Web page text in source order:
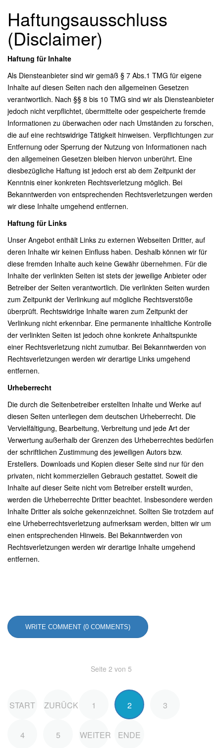
Haftungsausschluss
(Disclaimer)
Haftung für Inhalte
Als Diensteanbieter sind wir gemäß § 7 Abs.1 TMG für eigene
Inhalte auf diesen Seiten nach den allgemeinen Gesetzen
verantwortlich. Nach §§ 8 bis 10 TMG sind wir als Diensteanbieter
jedoch nicht verpflichtet, übermittelte oder gespeicherte fremde
Informationen zu überwachen oder nach Umständen zu forschen,
die auf eine rechtswidrige Tätigkeit hinweisen. Verpflichtungen zur
Entfernung oder Sperrung der Nutzung von Informationen nach
den allgemeinen Gesetzen bleiben hiervon unberührt. Eine
diesbezügliche Haftung ist jedoch erst ab dem Zeitpunkt der
Kenntnis einer konkreten Rechtsverletzung möglich. Bei
Bekanntwerden von entsprechenden Rechtsverletzungen werden
wir diese Inhalte umgehend entfernen.
Haftung für Links
Unser Angebot enthält Links zu externen Webseiten Dritter, auf
deren Inhalte wir keinen Einfluss haben. Deshalb können wir für
diese fremden Inhalte auch keine Gewähr übernehmen. Für die
Inhalte der verlinkten Seiten ist stets der jeweilige Anbieter oder
Betreiber der Seiten verantwortlich. Die verlinkten Seiten wurden
zum Zeitpunkt der Verlinkung auf mögliche Rechtsverstöße
überprüft. Rechtswidrige Inhalte waren zum Zeitpunkt der
Verlinkung nicht erkennbar. Eine permanente inhaltliche Kontrolle
der verlinkten Seiten ist jedoch ohne konkrete Anhaltspunkte
einer Rechtsverletzung nicht zumutbar. Bei Bekanntwerden von
Rechtsverletzungen werden wir derartige Links umgehend
entfernen.
Urheberrecht
Die durch die Seitenbetreiber erstellten Inhalte und Werke auf
diesen Seiten unterliegen dem deutschen Urheberrecht. Die
Vervielfältigung, Bearbeitung, Verbreitung und jede Art der
Verwertung außerhalb der Grenzen des Urheberrechtes bedürfen
der schriftlichen Zustimmung des jeweiligen Autors bzw.
Erstellers. Downloads und Kopien dieser Seite sind nur für den
privaten, nicht kommerziellen Gebrauch gestattet. Soweit die
Inhalte auf dieser Seite nicht vom Betreiber erstellt wurden,
werden die Urheberrechte Dritter beachtet. Insbesondere werden
Inhalte Dritter als solche gekennzeichnet. Sollten Sie trotzdem auf
eine Urheberrechtsverletzung aufmerksam werden, bitten wir um
einen entsprechenden Hinweis. Bei Bekanntwerden von
Rechtsverletzungen werden wir derartige Inhalte umgehend
entfernen.
WRITE COMMENT (0 COMMENTS)
Seite 2 von 5
START ZURÜCK 1 2 3
4 5 WEITER ENDE